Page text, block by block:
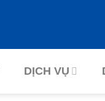
DỊCH VỤ